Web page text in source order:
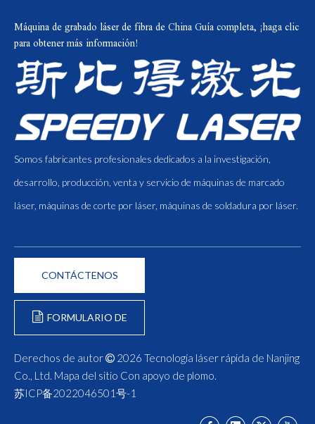
Máquina de grabado láser de fibra de China Guía completa, ¡haga clic
para obtener más información!
Somos fabricantes profesionales dedicados a la investigación,
desarrollo, producción, venta y servicio de máquinas de marcado
láser, máquinas de corte por láser, máquinas de soldadura por láser.
CONTÁCTENOS
FORMULARIO DE
Derechos de autor  2026 Tecnología láser rápida de Nanjing
Co., Ltd. Mapa del sitio Con apoyo de plomo.
苏ICP备2022046501号-1